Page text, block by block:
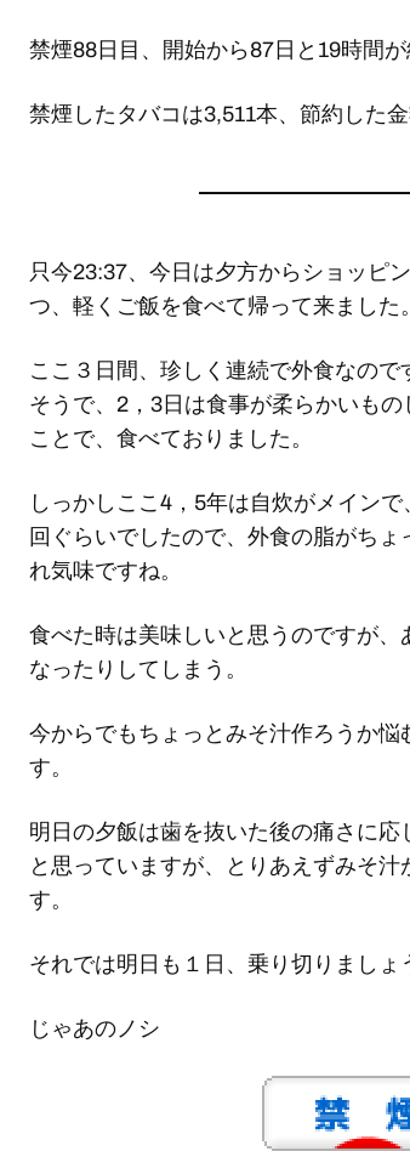
禁煙88日目、開始から87日と19時間
禁煙したタバコは3,511本、節約した
只今23:37、今日は夕方からショッピ
つ、軽くご飯を食べて帰って来ました
ここ３日間、珍しく連続で外食なの
そうで、2，3日は食事が柔らかいも
ことで、食べておりました。
しっかしここ4，5年は自炊がメイン
回ぐらいでしたので、外食の脂がち
れ気味ですね。
食べた時は美味しいと思うのですが
なったりしてしまう。
今からでもちょっとみそ汁作ろうか
す。
明日の夕飯は歯を抜いた後の痛さに
と思っていますが、とりあえずみそ
す。
それでは明日も１日、乗り切りましょ
じゃあのノシ